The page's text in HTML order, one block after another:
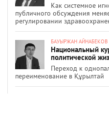
Как системное
публичного обсуждения
регулировании
БАУЫРЖАН АЙНАБЕКОВ
Национальный
политической
Переход к
переименование в Құрылтай